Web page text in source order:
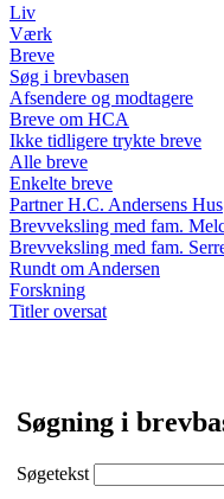
Liv
Værk
Breve
Søg i brevbasen
Afsendere og modtagere
Breve om HCA
Ikke tidligere trykte breve
Alle breve
Enkelte breve
Partner H.C. Andersens Hus
Brevveksling med fam.
Brevveksling med fam.
Rundt om Andersen
Forskning
Titler oversat
Søgning i
Søgetekst